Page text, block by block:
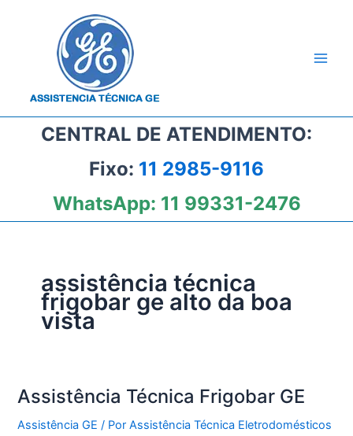
CENTRAL DE ATENDIMENTO:
Fixo: 11 2985-9116
WhatsApp: 11 99331-2476
assistência técnica
frigobar ge alto da boa
vista
Assistência Técnica Frigobar GE
Assistência GE / PorAssistência Técnica Eletrodomésticos